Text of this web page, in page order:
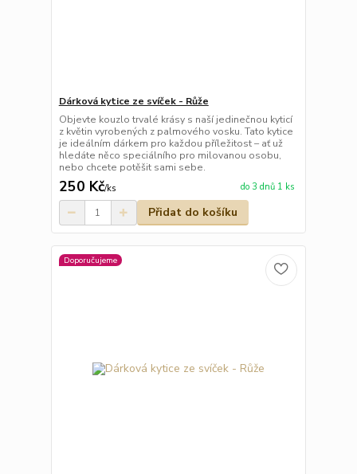
Dárková kytice ze svíček - Růže
Objevte kouzlo trvalé krásy s naší jedinečnou kyticí
z květin vyrobených z palmového vosku. Tato kytice
je ideálním dárkem pro každou příležitost – ať už
hledáte něco speciálního pro milovanou osobu,
nebo chcete potěšit sami sebe.
250 Kč/ks do 3 dnů 1 ks
Přidat do košíku
Doporučujeme